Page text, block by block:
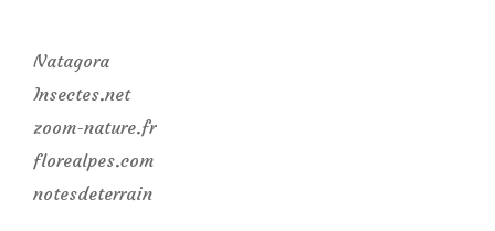
Natagora
Insectes.net
zoom-nature.fr
florealpes.com
notesdeterrain